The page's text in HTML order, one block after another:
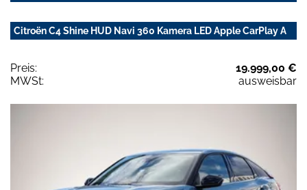
Citroën C4 Shine HUD Navi 360 Kamera LED Apple CarPlay A
Preis:
19.999,00 €
MWSt:
ausweisbar